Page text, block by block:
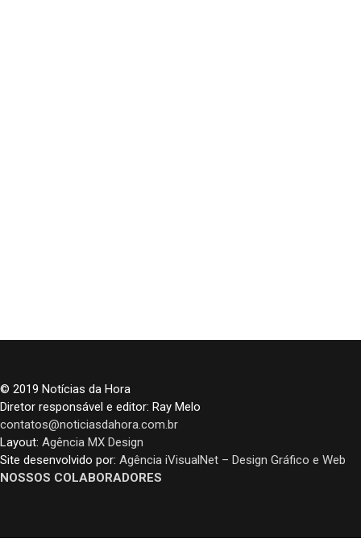
© 2019 Notícias da Hora
Diretor responsável e editor: Ray Melo
contatos@noticiasdahora.com.br
Layout: Agência MX Design
Site desenvolvido por: Agência iVisualNet – Design Gráfico e Web
NOSSOS COLABORADORES